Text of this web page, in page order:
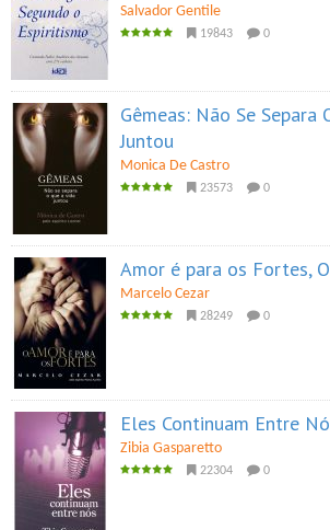
Salvador Gentile
19843 0
Gêmeas: Não Se Separa
Juntou
Monica De Castro
23573 0
Amor é para os Fortes, O
Marcelo Cezar
28249 0
Eles Continuam Entre
Zibia Gasparetto
22304 0